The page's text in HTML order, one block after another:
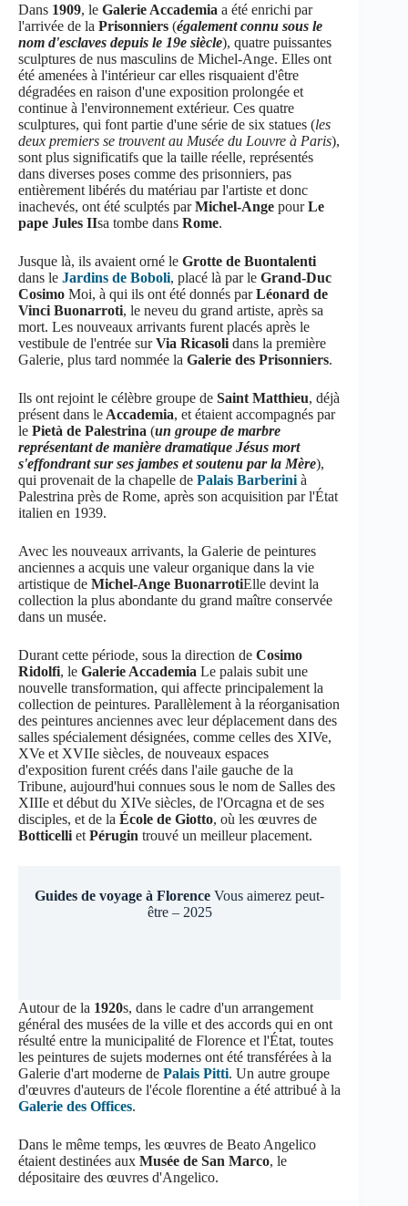
Dans 1909, le Galerie Accademia a été enrichi par
l'arrivée de la Prisonniers (également connu sous le
nom d'esclaves depuis le 19e siècle), quatre puissantes
sculptures de nus masculins de Michel-Ange. Elles ont
été amenées à l'intérieur car elles risquaient d'être
dégradées en raison d'une exposition prolongée et
continue à l'environnement extérieur. Ces quatre
sculptures, qui font partie d'une série de six statues (les
deux premiers se trouvent au Musée du Louvre à Paris),
sont plus significatifs que la taille réelle, représentés
dans diverses poses comme des prisonniers, pas
entièrement libérés du matériau par l'artiste et donc
inachevés, ont été sculptés parMichel-Ange pourLe
pape Jules IIsa tombe dans Rome.
Jusque là, ils avaient orné le Grotte de Buontalenti
dans le Jardins de Boboli, placé là par le Grand-Duc
Cosimo Moi, à qui ils ont été donnés parLéonard de
Vinci Buonarroti, le neveu du grand artiste, après sa
mort. Les nouveaux arrivants furent placés après le
vestibule de l'entrée surVia Ricasoli dans la première
Galerie, plus tard nommée la Galerie des Prisonniers.
Ils ont rejoint le célèbre groupe de Saint Matthieu, déjà
présent dans le Accademia, et étaient accompagnés par
le Pietà de Palestrina (un groupe de marbre
représentant de manière dramatique Jésus mort
s'effondrant sur ses jambes et soutenu par la Mère),
qui provenait de la chapelle de Palais Barberini à
Palestrina près de Rome, après son acquisition par l'État
italien en 1939.
Avec les nouveaux arrivants, la Galerie de peintures
anciennes a acquis une valeur organique dans la vie
artistique de Michel-Ange BuonarrotiElle devint la
collection la plus abondante du grand maître conservée
dans un musée.
Durant cette période, sous la direction de Cosimo
Ridolfi, le Galerie Accademia Le palais subit une
nouvelle transformation, qui affecte principalement la
collection de peintures. Parallèlement à la réorganisation
des peintures anciennes avec leur déplacement dans des
salles spécialement désignées, comme celles des XIVe,
XVe et XVIIe siècles, de nouveaux espaces
d'exposition furent créés dans l'aile gauche de la
Tribune, aujourd'hui connues sous le nom de Salles des
XIIIe et début du XIVe siècles, de l'Orcagna et de ses
disciples, et de la École de Giotto, où les œuvres de
Botticelli et Pérugin trouvé un meilleur placement.
Guides de voyage à Florence Vous aimerez peut-
être – 2025
Autour de la 1920s, dans le cadre d'un arrangement
général des musées de la ville et des accords qui en ont
résulté entre la municipalité de Florence et l'État, toutes
les peintures de sujets modernes ont été transférées à la
Galerie d'art moderne de Palais Pitti. Un autre groupe
d'œuvres d'auteurs de l'école florentine a été attribué à la
Galerie des Offices.
Dans le même temps, les œuvres de Beato Angelico
étaient destinées aux Musée de San Marco, le
dépositaire des œuvres d'Angelico.